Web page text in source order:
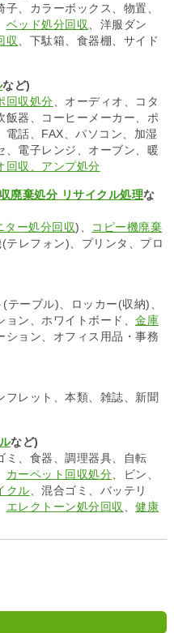
子、カラーボックス、物置、
ベッド処分回収、洋服ダン
収、下駄箱、食器棚、サイド
など)
回収処分、オーディオ、コタ
飯器、コーヒーメーカー、ポ
電話、FAX、パソコン、加湿
、電子レンジ、オーブン、暖
回収、アンプ処分
廃棄処分 リサイクル処理な
ター処分回収)、
コピー機廃棄
テレフォン)、プリンタ、プロ
ーブル)、ロッカー(収納)、
ョン、ホワイトボード、金庫
ション、オフィス用品・事務
フレット、本類、雑誌、新聞
など)
ミ、食器、調理器具、自転
カーペット回収処分、ビン、
クル、混合ゴミ、バッテリ
エレクトーン処分回収、健康